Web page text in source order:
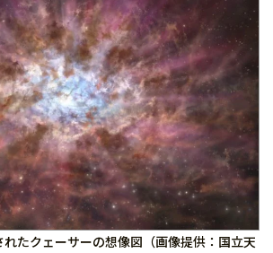
たクェーサーの想像図（画像提供：国立天